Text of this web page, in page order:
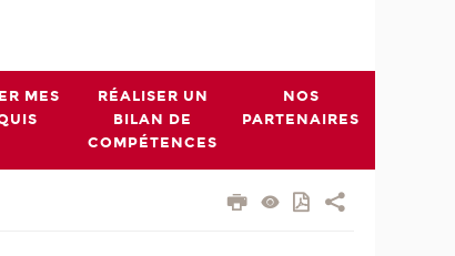
MES
RÉALISER UN
BILAN DE
COMPÉTENCES
NOS
PARTENAIRES